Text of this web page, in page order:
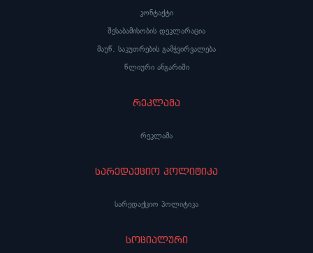
კონტაქტი
შესაბამისობის დეკლარაცია
მაუწ. საკუთრების გამჭვირვალება
წლიური ანგარიში
რეკლამა
რეკლამა
სარედაქციო პოლიტიკა
სარედაქციო პოლიტიკა
სოციალური